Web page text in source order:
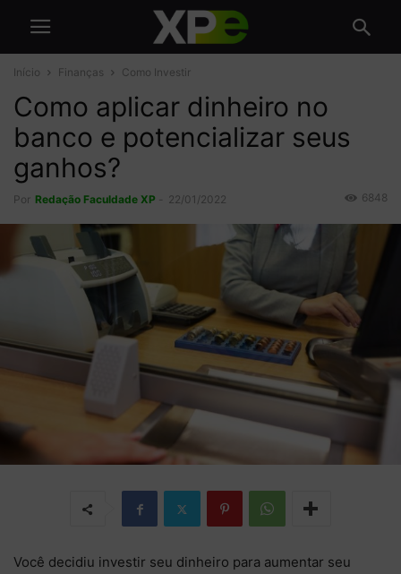
Início Finanças Como Investir
Como aplicar dinheiro no
banco e potencializar seus
ganhos?
Por Redação Faculdade XP 22/01/2022 6848
Você decidiu investir seu dinheiro para aumentar seu